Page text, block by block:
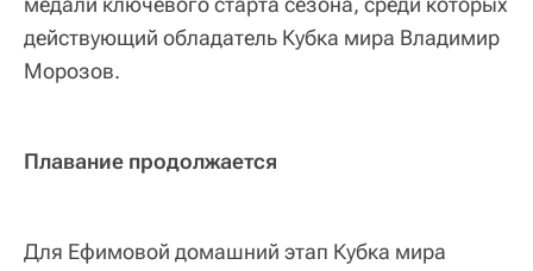
действующий обладатель Кубка мира Владимир
Морозов.
Плавание продолжается
Для Ефимовой домашний этап Кубка мира